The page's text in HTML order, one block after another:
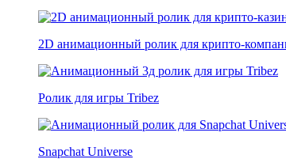
2D анимационный ролик для крипто-
Ролик для игры Tribez
Snapchat Universe